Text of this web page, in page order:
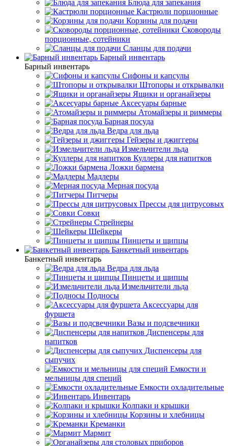
Блюда для запекания
Кастрюли порционные
Корзины для подачи
Сковороды
порционные, сотейники
Сланцы для подачи
Барный инвентарь
Барный инвентарь
Сифоны и капсулы
Штопоры и открывалки
Ящики и органайзеры
Аксесуары барные
Атомайзеры и риммеры
Барная посуда
Ведра для льда
Гейзеры и джиггеры
Измельчители льда
Куллеры для напитков
Ложки бармена
Мадлеры
Мерная посуда
Питчеры
Прессы для цитрусовых
Совки
Стрейнеры
Шейкеры
Пинцеты и щипцы
Банкетный инвентарь
Банкетный инвентарь
Ведра для льда
Пинцеты и щипцы
Измельчители льда
Подносы
Аксессуары для
фуршета
Вазы и подсвечники
Диспенсеры для
напитков
Диспенсеры для
сыпучих
Емкости и
мельницы для специй
Емкости охладительные
Инвентарь
Колпаки и крышки
Корзины и хлебницы
Креманки
Мармит